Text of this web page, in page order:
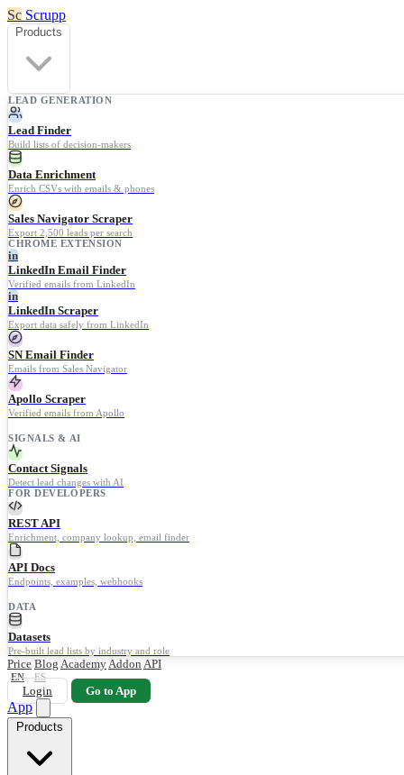
Sc Scrupp
Products
LEAD GENERATION
Lead Finder
Build lists of decision-makers
Data Enrichment
Enrich CSVs with emails & phones
Sales Navigator Scraper
Export 2,500 leads per search
CHROME EXTENSION
in
LinkedIn Email Finder
Verified emails from LinkedIn
in
LinkedIn Scraper
Export data safely from LinkedIn
SN Email Finder
Emails from Sales Navigator
Apollo Scraper
Verified emails from Apollo
SIGNALS & AI
Contact Signals
Detect lead changes with AI
FOR DEVELOPERS
REST API
Enrichment, company lookup, email finder
API Docs
Endpoints, examples, webhooks
DATA
Datasets
Pre-built lead lists by industry and role
Price Blog AcademyAddon API
EN ES
Login Go to App
App
Products